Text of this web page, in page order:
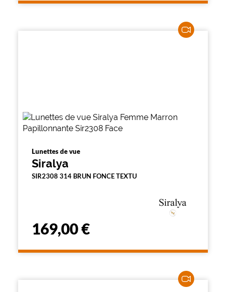
Lunettes de vue
Siralya
SIR2308 314 BRUN FONCE TEXTU
169,00 €